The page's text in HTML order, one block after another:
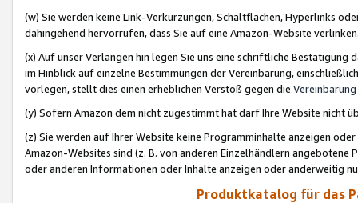
(w) Sie werden keine Link-Verkürzungen, Schaltflächen, Hyperlinks
dahingehend hervorrufen, dass Sie auf eine Amazon-Website
(x) Auf unser Verlangen hin legen Sie uns eine schriftliche
im Hinblick auf einzelne Bestimmungen der Vereinbarung,
vorlegen, stellt dies einen erheblichen Verstoß gegen die Vereinbarung
(y) Sofern Amazon dem nicht zugestimmt hat darf Ihre Website nicht
(z) Sie werden auf Ihrer Website keine Programminhalte anzeigen
Amazon-Websites sind (z. B. von anderen Einzelhändlern
oder anderen Informationen oder Inhalte anzeigen oder anderweitig
Produktkatalog für das